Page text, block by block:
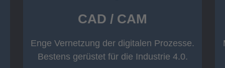
CAD / CAM
Enge Vernetzung der digitalen Prozesse.
Bestens gerüstet für die Industrie 4.0.
CAD / CAM
Einsatz moderner CAD/CAM
Inventor und AutoCAD